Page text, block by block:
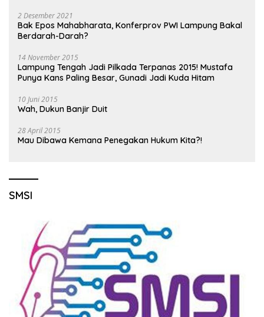
2 Desember 2021
Bak Epos Mahabharata, Konferprov PWI Lampung Bakal
Berdarah-Darah?
14 November 2015
Lampung Tengah Jadi Pilkada Terpanas 2015! Mustafa
Punya Kans Paling Besar, Gunadi Jadi Kuda Hitam
10 Juni 2015
Wah, Dukun Banjir Duit
28 April 2015
Mau Dibawa Kemana Penegakan Hukum Kita?!
SMSI